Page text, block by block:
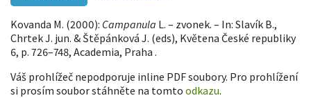
Kovanda M. (2000): Campanula L. – zvonek. – In: Slavík B.,
Chrtek J. jun. & Štěpánková J. (eds), Květena České republiky
6, p. 726–748, Academia, Praha .
Váš prohlížeč nepodporuje inline PDF soubory. Pro prohlížení
si prosím soubor stáhněte na tomto odkazu.